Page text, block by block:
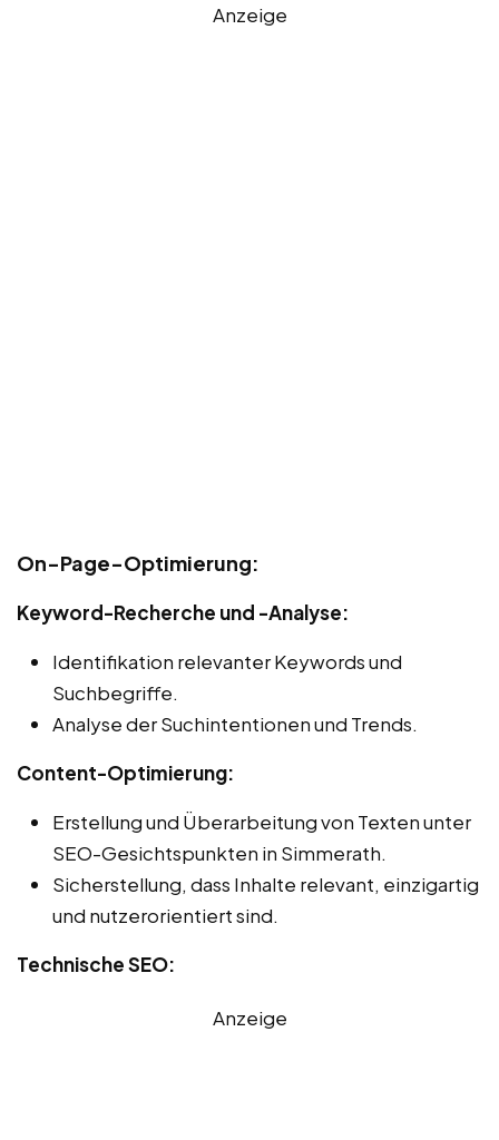
Anzeige
On-Page-Optimierung:
Keyword-Recherche und -Analyse:
Identifikation relevanter Keywords und
Suchbegriffe.
Analyse der Suchintentionen und Trends.
Content-Optimierung:
Erstellung und Überarbeitung von Texten unter
SEO-Gesichtspunkten in Simmerath.
Sicherstellung, dass Inhalte relevant, einzigartig
und nutzerorientiert sind.
Technische SEO:
Anzeige